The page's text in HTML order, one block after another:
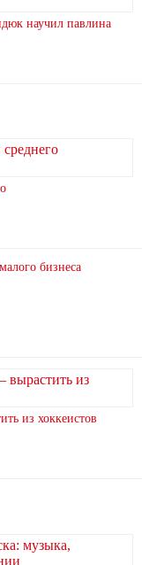
научил павлина
бизнеса
из хоккеистов